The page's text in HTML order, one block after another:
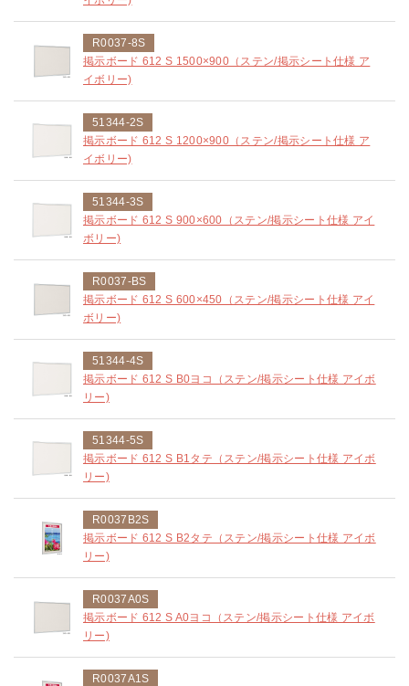
R0037-8S
掲示ボード 612 S 1500×900（ステン/掲示シート仕様 ア
イボリー)
51344-2S
掲示ボード 612 S 1200×900（ステン/掲示シート仕様 ア
イボリー)
51344-3S
掲示ボード 612 S 900×600（ステン/掲示シート仕様 アイ
ボリー)
R0037-BS
掲示ボード 612 S 600×450（ステン/掲示シート仕様 アイ
ボリー)
51344-4S
掲示ボード 612 S B0ヨコ（ステン/掲示シート仕様 アイボ
リー)
51344-5S
掲示ボード 612 S B1タテ（ステン/掲示シート仕様 アイボ
リー)
R0037B2S
掲示ボード 612 S B2タテ（ステン/掲示シート仕様 アイボ
リー)
R0037A0S
掲示ボード 612 S A0ヨコ（ステン/掲示シート仕様 アイボ
リー)
R0037A1S